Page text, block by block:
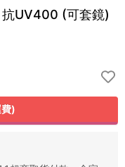
抗UV400 (可套鏡)
)